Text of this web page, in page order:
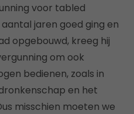
voor tabled
jaren goed ging en
opgebouwd, kreeg hij
om ook
bedienen, zoals in
en het
misschien moeten we